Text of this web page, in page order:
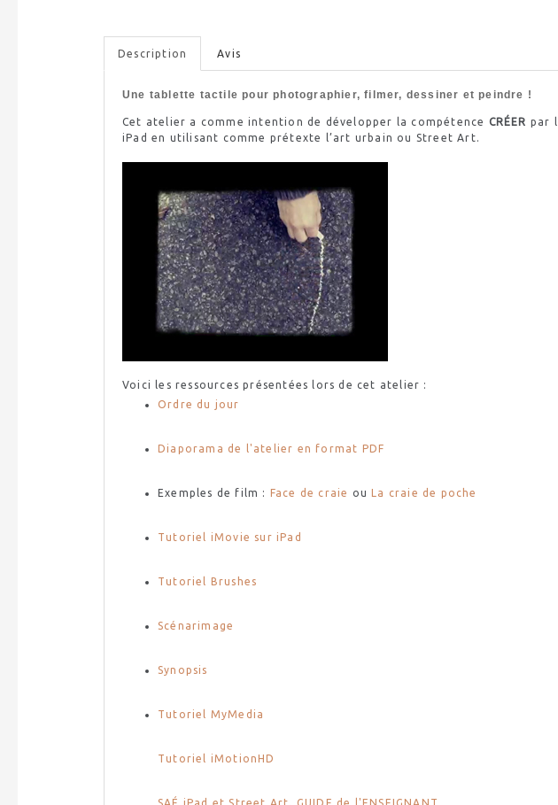
Description Avis
Une tablette tactile pour photographier, filmer, dessiner et peindre !
Cet atelier a comme intention de développer la compétence CRÉER par
iPad en utilisant comme prétexte l’art urbain ou Street Art.
Voici les ressources présentées lors de cet atelier :
Ordre du jour
Diaporama de l'atelier en format PDF
Exemples de film : Face de craie ouLa craie de poche
Tutoriel iMovie suriPad
Tutoriel Brushes
Scénarimage
Synopsis
Tutoriel MyMedia
Tutoriel iMotionHD